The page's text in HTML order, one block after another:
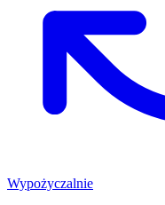
Wypożyczalnie